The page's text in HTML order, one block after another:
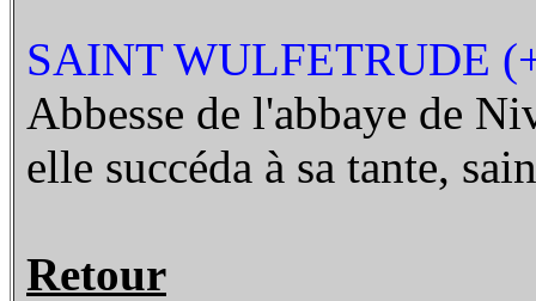
SAINT WULFETRUDE
Abbesse de l'abbaye de
elle succéda à sa tante,
Retour